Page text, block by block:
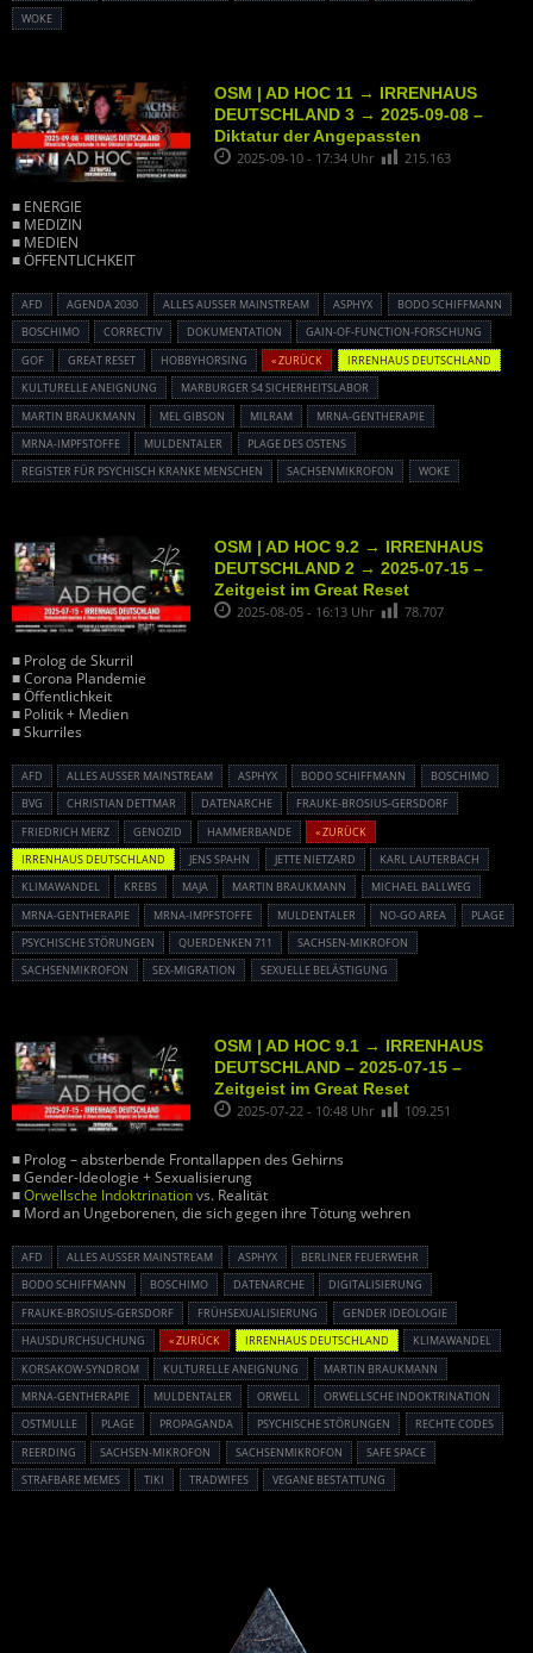
WOKE
OSM | AD HOC 11 → IRRENHAUS
DEUTSCHLAND 3 → 2025-09-08 –
Diktatur der Angepassten
2025-09-10 - 17:34 Uhr 215.163
■ ENERGIE
■ MEDIZIN
■ MEDIEN
■ ÖFFENTLICHKEIT
AFD AGENDA 2030 ALLES AUSSER MAINSTREAM ASPHYX
BODO SCHIFFMANN
BOSCHIMO
CORRECTIV DOKUMENTATION
GAIN-OF-FUNCTION-FORSCHUNG
GOF
GREAT RESET HOBBYHORSING « ZURÜCK
IRRENHAUS DEUTSCHLAND
KULTURELLE ANEIGNUNG
MARBURGER S4 SICHERHEITSLABOR
MARTIN BRAUKMANN
MEL GIBSON MILRAM
MRNA-GENTHERAPIE
MRNA-IMPFSTOFFE
MULDENTALER
PLAGE DES OSTENS
REGISTER FÜR PSYCHISCH KRANKE MENSCHEN
SACHSENMIKROFON WOKE
OSM | AD HOC 9.2 → IRRENHAUS
DEUTSCHLAND 2 → 2025-07-15 –
Zeitgeist im Great Reset
2025-08-05 - 16:13 Uhr 78.707
■ Prolog de Skurril
■ Corona Plandemie
■ Öffentlichkeit
■ Politik + Medien
■ Skurriles
AFD ALLES AUSSER MAINSTREAM ASPHYX BODO SCHIFFMANN
BOSCHIMO
BVG
CHRISTIAN DETTMAR DATENARCHE
FRAUKE-BROSIUS-GERSDORF
FRIEDRICH MERZ
GENOZID HAMMERBANDE
« ZURÜCK
IRRENHAUS DEUTSCHLAND
JENS SPAHN JETTE NIETZARD
KARL LAUTERBACH
KLIMAWANDEL
KREBS MAJA MARTIN BRAUKMANN
MICHAEL BALLWEG
MRNA-GENTHERAPIE
MRNA-IMPFSTOFFE MULDENTALER NO-GO AREA
PLAGE
PSYCHISCHE STÖRUNGEN
QUERDENKEN 711
SACHSEN-MIKROFON
SACHSENMIKROFON
SEX-MIGRATION SEXUELLE BELÄSTIGUNG
OSM | AD HOC 9.1 → IRRENHAUS
DEUTSCHLAND – 2025-07-15 –
Zeitgeist im Great Reset
2025-07-22 - 10:48 Uhr 109.251
■ Prolog – absterbende Frontallappen des Gehirns
■ Gender-Ideologie + Sexualisierung
■Orwellsche Indoktrinationvs. Realität
■ Mord an Ungeborenen, die sich gegen ihre Tötung wehren
AFD ALLES AUSSER MAINSTREAM ASPHYX
BERLINER FEUERWEHR
BODO SCHIFFMANN
BOSCHIMO DATENARCHE
DIGITALISIERUNG
FRAUKE-BROSIUS-GERSDORF
FRÜHSEXUALISIERUNG
GENDER IDEOLOGIE
HAUSDURCHSUCHUNG
« ZURÜCK IRRENHAUS DEUTSCHLAND
KLIMAWANDEL
KORSAKOW-SYNDROM
KULTURELLE ANEIGNUNG
MARTIN BRAUKMANN
MRNA-GENTHERAPIE
MULDENTALER ORWELL
ORWELLSCHE INDOKTRINATION
OSTMULLE
PLAGE PROPAGANDA PSYCHISCHE STÖRUNGEN
RECHTE CODES
REERDING
SACHSEN-MIKROFON SACHSENMIKROFON
SAFE SPACE
STRAFBARE MEMES
TIKI TRADWIFES VEGANE BESTATTUNG